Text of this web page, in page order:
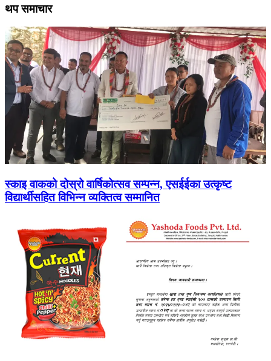
थप समाचार
स्काइ वाकको दोस्रो वार्षिकोत्सव सम्पन्न, एसईईका उत्कृष्ट
विद्यार्थीसहित विभिन्न व्यक्तित्व सम्मानित